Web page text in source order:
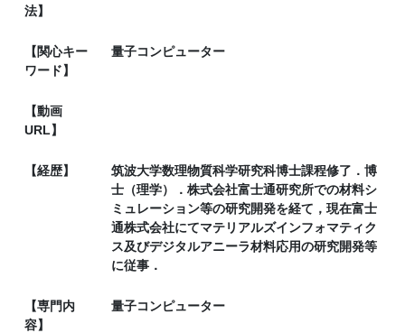
法】
【関心キー
ワード】
量子コンピューター
【動画
URL】
【経歴】
筑波大学数理物質科学研究科博士課程修了．博
士（理学）．株式会社富士通研究所での材料シ
ミュレーション等の研究開発を経て，現在富士
通株式会社にてマテリアルズインフォマティク
ス及びデジタルアニーラ材料応用の研究開発等
に従事．
【専門内
容】
量子コンピューター